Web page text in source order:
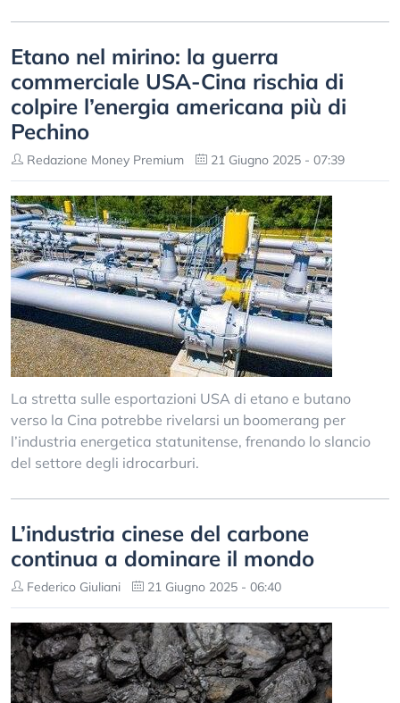
Etano nel mirino: la guerra
commerciale USA-Cina rischia di
colpire l’energia americana più di
Pechino
Redazione Money Premium 21 Giugno 2025 - 07:39
La stretta sulle esportazioni USA di etano e butano
verso la Cina potrebbe rivelarsi un boomerang per
l’industria energetica statunitense, frenando lo slancio
del settore degli idrocarburi.
L’industria cinese del carbone
continua a dominare il mondo
Federico Giuliani 21 Giugno 2025 - 06:40